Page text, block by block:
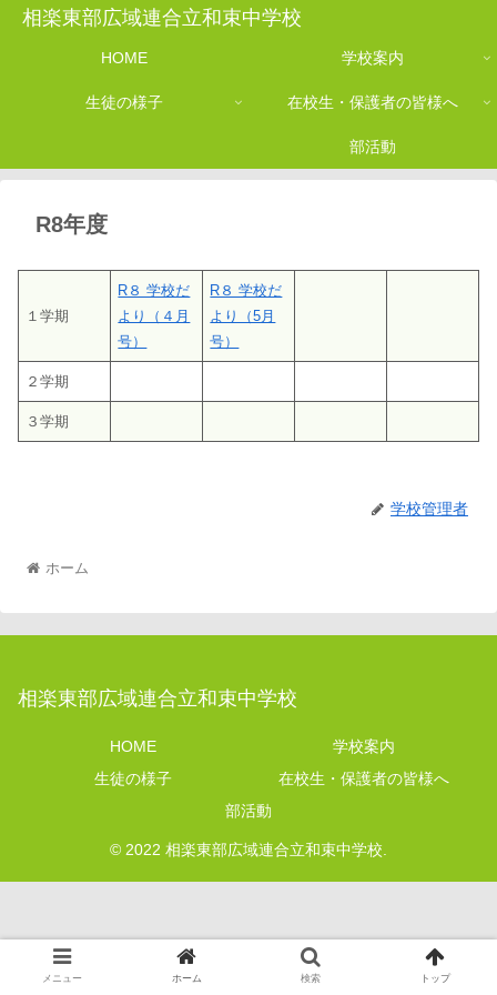
相楽東部広域連合立和束中学校
HOME 学校案内
生徒の様子 在校生・保護者の皆様へ
部活動
R8年度
１学期
R８ 学校だ
より（４月
号）
R８ 学校だ
より（5月
号）
２学期
３学期
学校管理者
ホーム
相楽東部広域連合立和束中学校
HOME
学校案内
生徒の様子
在校生・保護者の皆様へ
部活動
© 2022 相楽東部広域連合立和束中学校.
メニュー ホーム 検索 トップ